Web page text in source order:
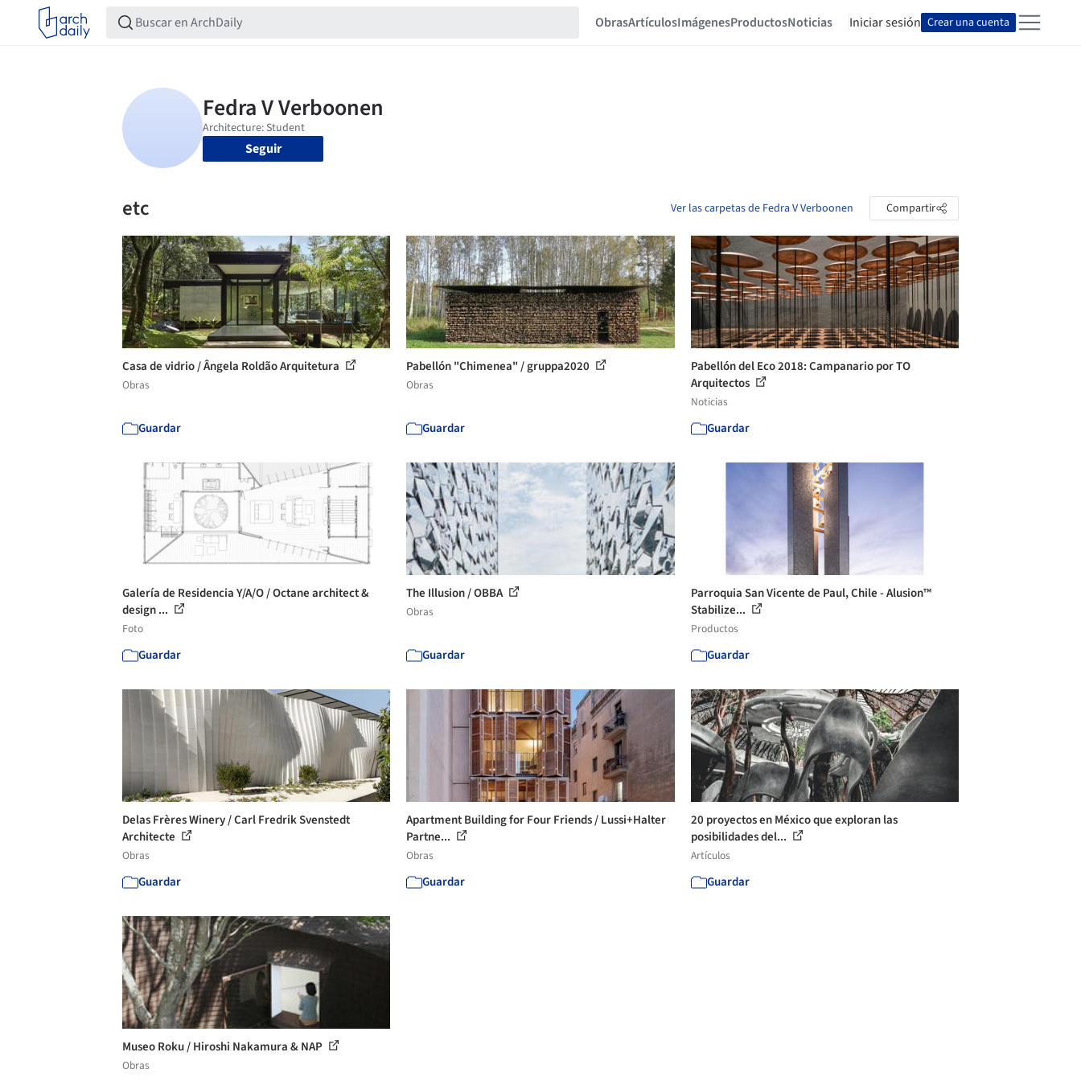
ObrasArtículosImágenesProductosNoticias Iniciar sesión Crear una cuenta
Seguir
etc Ver las carpetas de Fedra V Verboonen Compartir
Casa de vidrio / Ângela Roldão Arquitetura
Obras
Guardar
Pabellón "Chimenea" / gruppa2020
Obras
Guardar
Pabellón del Eco 2018: Campanario por TO
Arquitectos
Noticias
Guardar
Galería de Residencia Y/A/O / Octane architect &
design ...
Foto
Guardar
The Illusion / OBBA
Obras
Guardar
Parroquia San Vicente de Paul, Chile - Alusion™
Stabilize...
Productos
Guardar
Delas Frères Winery / Carl Fredrik Svenstedt
Architecte
Obras
Guardar
Apartment Building for Four Friends / Lussi+Halter
Partne...
Obras
Guardar
20 proyectos en México que exploran las
posibilidades del...
Artículos
Guardar
Museo Roku / Hiroshi Nakamura & NAP
Obras